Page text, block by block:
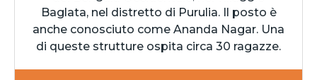
Baglata, nel distretto di Purulia. Il posto è
anche conosciuto come Ananda Nagar. Una
di queste strutture ospita circa 30 ragazze.